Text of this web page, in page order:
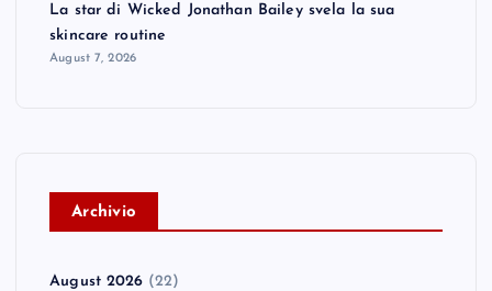
La star di Wicked Jonathan Bailey svela la sua
skincare routine
August 7, 2026
Archivio
August 2026 (22)